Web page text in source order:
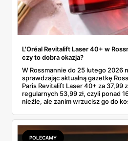
L'Oréal Revitalift Laser 40+ w
czy to dobra okazja?
W Rossmannie do 25 lutego 2026
sprawdzając aktualną gazetkę
Paris Revitalift Laser 40+ za 37,99
regularnych 53,99 zł, czyli ponad
nieźle, ale zanim wrzucisz go do
co oferuje rynek kremów
Bo czasem „promocja" to tylko
cennik.
POLECAMY